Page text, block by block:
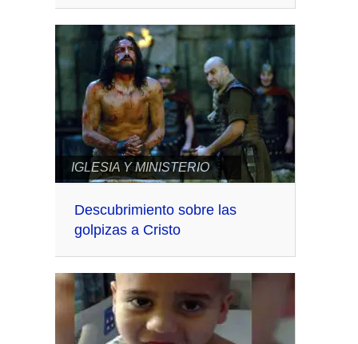
IGLESIA Y MINISTERIO
Descubrimiento sobre las
golpizas a Cristo